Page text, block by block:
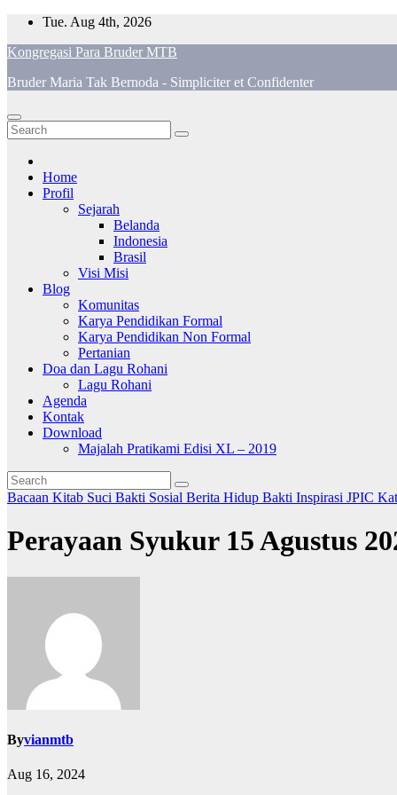
Skip
content
Tue. Aug 4th, 2026
Kongregasi Para Bruder MTB
Bruder Maria Tak Bernoda - Simpliciter et Confidenter
Home
Profil
Sejarah
Belanda
Indonesia
Brasil
Visi Misi
Blog
Komunitas
Karya Pendidikan Formal
Karya Pendidikan Non Formal
Pertanian
Doa dan Lagu Rohani
Lagu Rohani
Agenda
Kontak
Download
Majalah Pratikami Edisi XL – 2019
Bacaan Kitab Suci Bakti Sosial Berita Hidup Bakti Inspirasi JPIC
Perayaan Syukur 15 Agustus
Byvianmtb
Aug 16, 2024